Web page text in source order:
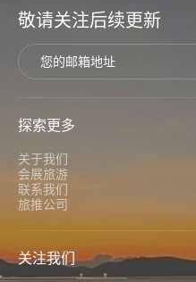
敬请关注后续更新
探索更多
关于我们
会展旅游
联系我们
旅推公司
关注我们